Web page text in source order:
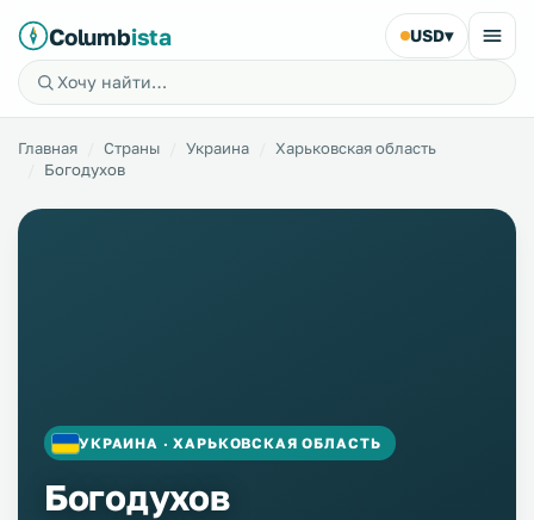
Columbista USD▾
Главная Страны Украина
Харьковская область
Богодухов
УКРАИНА · ХАРЬКОВСКАЯ ОБЛАСТЬ
Богодухов